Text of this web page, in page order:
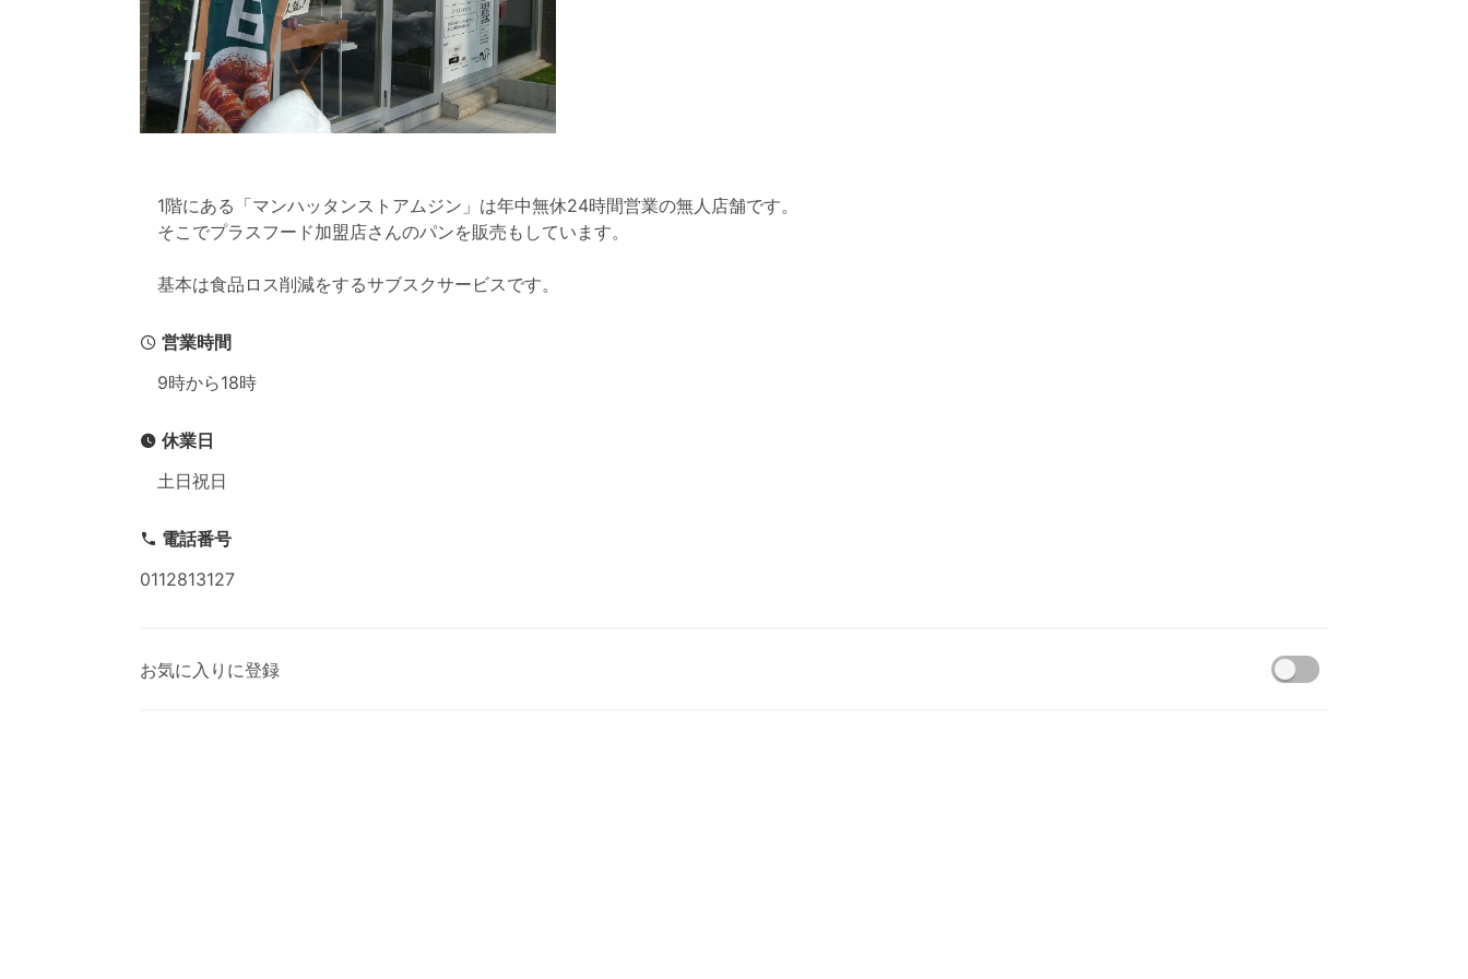
1階にある「マンハッタンストアムジン」は年中無休24時間営業の無人店舗です。
そこでプラスフード加盟店さんのパンを販売もしています。
基本は食品ロス削減をするサブスクサービスです。
営業時間
9時から18時
休業日
土日祝日
電話番号
0112813127
お気に入りに登録